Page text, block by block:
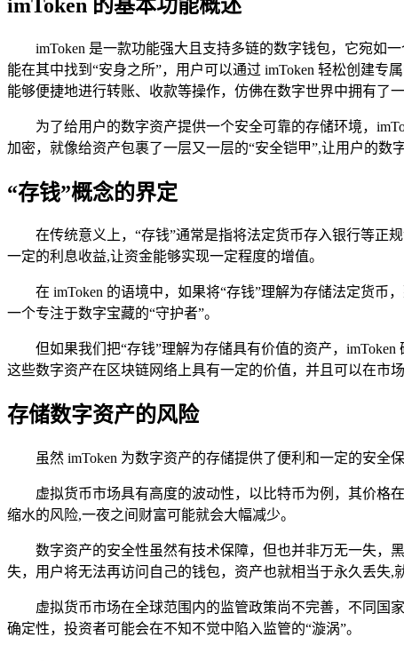
imToken 的基本功能概述
imToken 是一款功能强大且支持多链的数字钱包，它宛如
能在其中找到“安身之所”，用户可以通过 imToken 轻松创建
能够便捷地进行转账、收款等操作，仿佛在数字世界中拥有了一
为了给用户的数字资产提供一个安全可靠的存储环境，
加密，就像给资产包裹了一层又一层的“安全铠甲”,让用户的数
“存钱”概念的界定
在传统意义上，“存钱”通常是指将法定货币存入银行等正
一定的利息收益,让资金能够实现一定程度的增值。
在 imToken 的语境中，如果将“存钱”理解为存储法定货
一个专注于数字宝藏的“守护者”。
但如果我们把“存钱”理解为存储具有价值的资产，
这些数字资产在区块链网络上具有一定的价值，并且可以在市
存储数字资产的风险
虽然 imToken 为数字资产的存储提供了便利和一定的安全
虚拟货币市场具有高度的波动性，以比特币为例，其价格
缩水的风险,一夜之间财富可能就会大幅减少。
数字资产的安全性虽然有技术保障，但也并非万无一失，
失，用户将无法再访问自己的钱包，资产也就相当于永久丢失,
虚拟货币市场在全球范围内的监管政策尚不完善，不同国
确定性，投资者可能会在不知不觉中陷入监管的“漩涡”。